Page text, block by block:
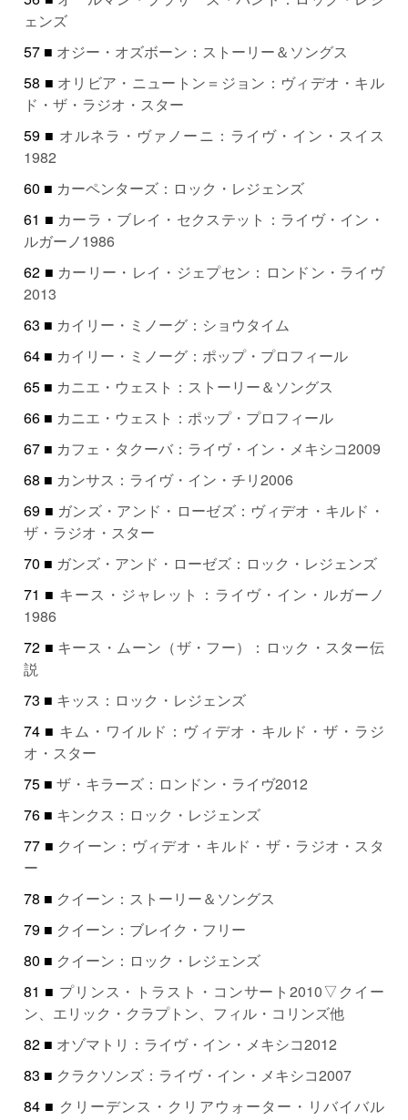
ェンズ
57 ■ オジー・オズボーン：ストーリー＆ソングス
58 ■ オリビア・ニュートン＝ジョン：ヴィデオ・キル
ド・ザ・ラジオ・スター
59 ■ オルネラ・ヴァノーニ：ライヴ・イン・スイス
1982
60 ■ カーペンターズ：ロック・レジェンズ
61 ■ カーラ・ブレイ・セクステット：ライヴ・イン・
ルガーノ1986
62 ■ カーリー・レイ・ジェプセン：ロンドン・ライヴ
2013
63 ■ カイリー・ミノーグ：ショウタイム
64 ■ カイリー・ミノーグ：ポップ・プロフィール
65 ■ カニエ・ウェスト：ストーリー＆ソングス
66 ■ カニエ・ウェスト：ポップ・プロフィール
67 ■ カフェ・タクーバ：ライヴ・イン・メキシコ2009
68 ■ カンサス：ライヴ・イン・チリ2006
69 ■ ガンズ・アンド・ローゼズ：ヴィデオ・キルド・
ザ・ラジオ・スター
70 ■ ガンズ・アンド・ローゼズ：ロック・レジェンズ
71 ■ キース・ジャレット：ライヴ・イン・ルガーノ
1986
72 ■ キース・ムーン（ザ・フー）：ロック・スター伝
説
73 ■ キッス：ロック・レジェンズ
74 ■ キム・ワイルド：ヴィデオ・キルド・ザ・ラジ
オ・スター
75 ■ザ・キラーズ：ロンドン・ライヴ2012
76 ■ キンクス：ロック・レジェンズ
77 ■ クイーン：ヴィデオ・キルド・ザ・ラジオ・スタ
ー
78 ■ クイーン：ストーリー＆ソングス
79 ■ クイーン：ブレイク・フリー
80 ■ クイーン：ロック・レジェンズ
81 ■ プリンス・トラスト・コンサート2010▽クイー
ン、エリック・クラプトン、フィル・コリンズ他
82 ■ オゾマトリ：ライヴ・イン・メキシコ2012
83 ■ クラクソンズ：ライヴ・イン・メキシコ2007
84 ■ クリーデンス・クリアウォーター・リバイバル